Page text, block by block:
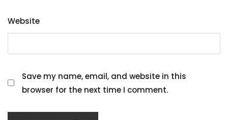
Website
Save my name, email, and website in this
browser for the next time I comment.